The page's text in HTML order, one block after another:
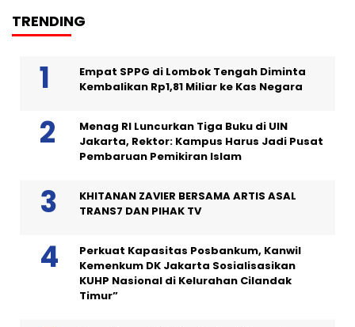
TRENDING
Empat SPPG di Lombok Tengah Diminta
Kembalikan Rp1,81 Miliar ke Kas Negara
Menag RI Luncurkan Tiga Buku di UIN
Jakarta, Rektor: Kampus Harus Jadi Pusat
Pembaruan Pemikiran Islam
KHITANAN ZAVIER BERSAMA ARTIS ASAL
TRANS7 DAN PIHAK TV
Perkuat Kapasitas Posbankum, Kanwil
Kemenkum DK Jakarta Sosialisasikan
KUHP Nasional di Kelurahan Cilandak
Timur”